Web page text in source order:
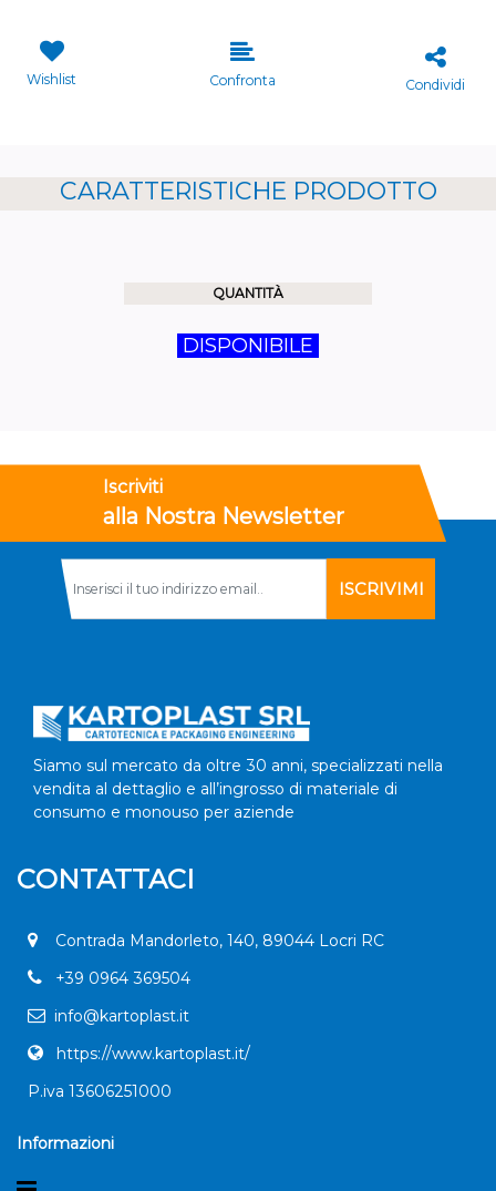
Wishlist Confronta Condividi
CARATTERISTICHE PRODOTTO
QUANTITÀ
DISPONIBILE
Iscriviti
alla Nostra Newsletter
Siamo sul mercato da oltre 30 anni, specializzati nella
vendita al dettaglio e all’ingrosso di materiale di
consumo e monouso per aziende
CONTATTACI
Contrada Mandorleto, 140, 89044 Locri RC
+39 0964 369504
info@kartoplast.it
https://www.kartoplast.it/
P.iva 13606251000
Informazioni